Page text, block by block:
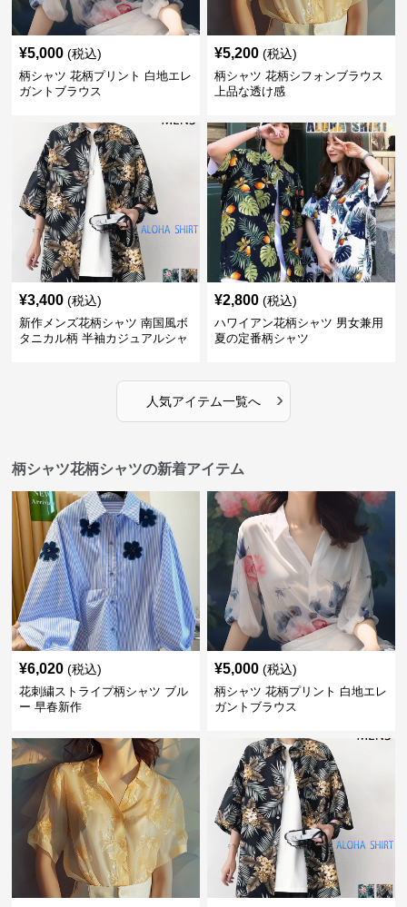
¥5,000 (税込)
柄シャツ 花柄プリント 白地エレ
ガントブラウス
¥5,200 (税込)
柄シャツ 花柄シフォンブラウス
上品な透け感
¥3,400 (税込)
新作メンズ花柄シャツ 南国風ボ
タニカル柄 半袖カジュアルシャ
¥2,800 (税込)
ハワイアン花柄シャツ 男女兼用
夏の定番柄シャツ
人気アイテム一覧へ ›
柄シャツ花柄シャツの新着アイテム
¥6,020 (税込)
花刺繍ストライプ柄シャツ ブル
ー 早春新作
¥5,000 (税込)
柄シャツ 花柄プリント 白地エレ
ガントブラウス